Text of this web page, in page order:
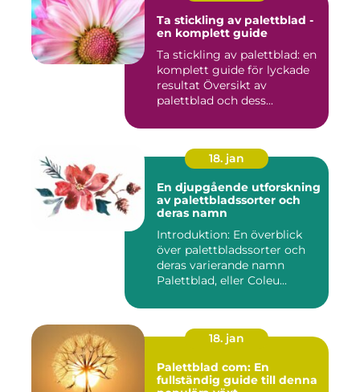
Ta stickling av palettblad -
en komplett guide
Ta stickling av palettblad: en
komplett guide för lyckade
resultat Översikt av
palettblad och dess...
18. jan
En djupgående utforskning
av palettbladssorter och
deras namn
Introduktion: En överblick
över palettbladssorter och
deras varierande namn
Palettblad, eller Coleu...
18. jan
Palettblad com: En
fullständig guide till denna